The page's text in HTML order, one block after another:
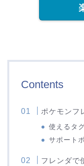
Contents
ポケモンフ
使えるタ
サポート
フレンダで